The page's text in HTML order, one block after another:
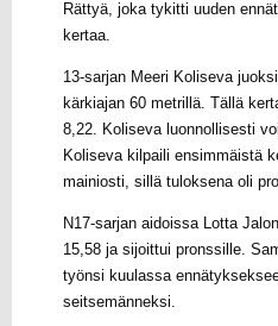
Rättyä, joka tykitti uuden
kertaa.
13-sarjan Meeri Koliseva
kärkiajan 60 metrillä. Tällä
8,22. Koliseva luonnollisesti
Koliseva kilpaili ensimmäistä
mainiosti, sillä tuloksena oli
N17-sarjan aidoissa Lotta
15,58 ja sijoittui pronssille.
työnsi kuulassa
seitsemänneksi.